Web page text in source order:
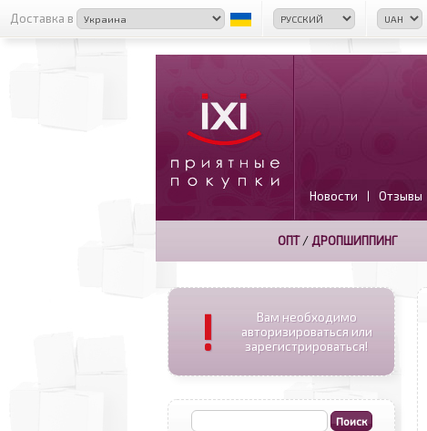
Доставка в
Новости | Отзывы
ОПТ/ ДРОПШИППИНГ
!
Вам необходимо
авторизироваться или
зарегистрироваться!